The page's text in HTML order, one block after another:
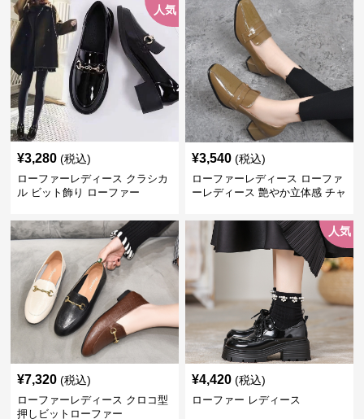
人気
¥3,280 (税込)
ローファーレディース クラシカ
ル ビット飾り ローファー
¥3,540 (税込)
ローファーレディース ローファ
ーレディース 艶やか立体感 チャ
¥7,320 (税込)
ローファーレディース クロコ型
押しビットローファー
人気
¥4,420 (税込)
ローファー レディース